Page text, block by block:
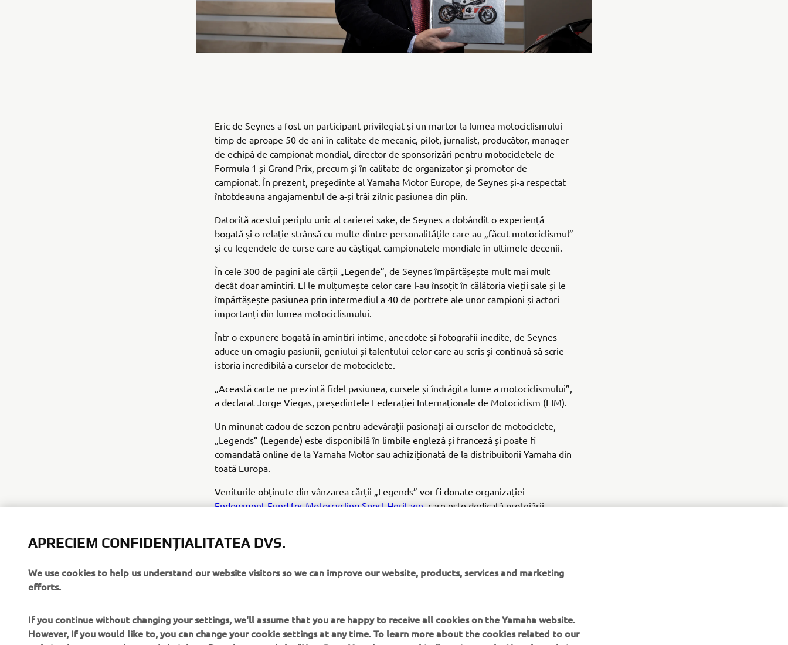
Eric de Seynes a fost un participant privilegiat și un martor la lumea motociclismului
timp de aproape 50 de ani în calitate de mecanic, pilot, jurnalist, producător, manager
de echipă de campionat mondial, director de sponsorizări pentru motocicletele de
Formula 1 și Grand Prix, precum și în calitate de organizator și promotor de
campionat. În prezent, președinte al Yamaha Motor Europe, de Seynes și-a respectat
întotdeauna angajamentul de a-și trăi zilnic pasiunea din plin.
Datorită acestui periplu unic al carierei sake, de Seynes a dobândit o experiență
bogată și o relație strânsă cu multe dintre personalitățile care au „făcut motociclismul”
și cu legendele de curse care au câștigat campionatele mondiale în ultimele decenii.
În cele 300 de pagini ale cărții „Legende”, de Seynes împărtășește mult mai mult
decât doar amintiri. El le mulțumește celor care l-au însoțit în călătoria vieții sale și le
împărtășește pasiunea prin intermediul a 40 de portrete ale unor campioni și actori
importanți din lumea motociclismului.
Într-o expunere bogată în amintiri intime, anecdote și fotografii inedite, de Seynes
aduce un omagiu pasiunii, geniului și talentului celor care au scris și continuă să scrie
istoria incredibilă a curselor de motociclete.
„Această carte ne prezintă fidel pasiunea, cursele și îndrăgita lume a motociclismului”,
a declarat Jorge Viegas, președintele Federației Internaționale de Motociclism (FIM).
Un minunat cadou de sezon pentru adevărații pasionați ai curselor de motociclete,
„Legends” (Legende) este disponibilă în limbile engleză și franceză și poate fi
comandată online de la Yamaha Motor sau achiziționată de la distribuitorii Yamaha din
toată Europa.
Veniturile obținute din vânzarea cărții „Legends” vor fi donate organizației
Endowment Fund for Motorcycling Sport Heritage, care este dedicată protejării
COMANDĂ ACUM
APRECIEM CONFIDENȚIALITATEA DVS.
We use cookies to help us understand our website visitors so we can improve our website, products, services and marketing
efforts.
If you continue without changing your settings, we'll assume that you are happy to receive all cookies on the Yamaha website.
However, If you would like to, you can change your cookie settings at any time. To learn more about the cookies related to our